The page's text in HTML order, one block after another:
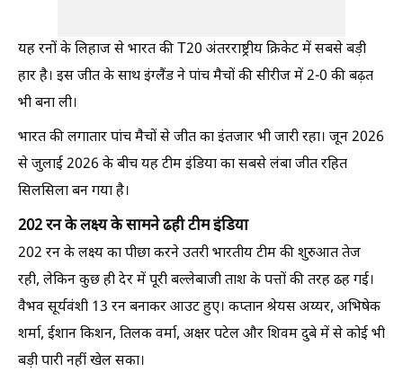
यह रनों के लिहाज से भारत की T20 अंतरराष्ट्रीय क्रिकेट में सबसे बड़ी
हार है। इस जीत के साथ इंग्लैंड ने पांच मैचों की सीरीज में 2-0 की बढ़त
भी बना ली।
भारत की लगातार पांच मैचों से जीत का इंतजार भी जारी रहा। जून 2026
से जुलाई 2026 के बीच यह टीम इंडिया का सबसे लंबा जीत रहित
सिलसिला बन गया है।
202 रन के लक्ष्य के सामने ढही टीम इंडिया
202 रन के लक्ष्य का पीछा करने उतरी भारतीय टीम की शुरुआत तेज
रही, लेकिन कुछ ही देर में पूरी बल्लेबाजी ताश के पत्तों की तरह ढह गई।
वैभव सूर्यवंशी 13 रन बनाकर आउट हुए। कप्तान श्रेयस अय्यर, अभिषेक
शर्मा, ईशान किशन, तिलक वर्मा, अक्षर पटेल और शिवम दुबे में से कोई भी
बड़ी पारी नहीं खेल सका।